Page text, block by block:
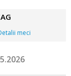
meci